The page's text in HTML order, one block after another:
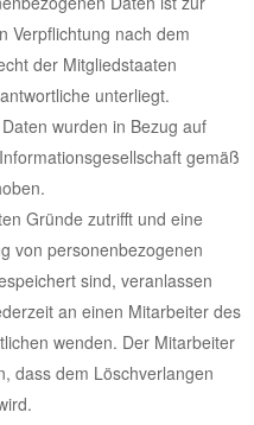
Verpflichtung nach dem
der Mitgliedstaaten
unterliegt.
wurden in Bezug auf
gemäß
Gründe zutrifft und eine
von personenbezogenen
sind, veranlassen
an einen Mitarbeiter des
wenden. Der Mitarbeiter
dass dem Löschverlangen